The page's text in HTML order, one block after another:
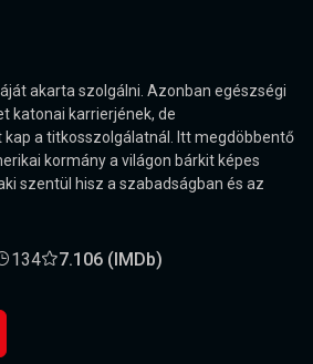
akarta szolgálni. Azonban egészségi
katonai karrierjének, de
a titkosszolgálatnál. Itt megdöbbentő
kormány a világon bárkit képes
szentül hisz a szabadságban és az
134 7.106 (IMDb)